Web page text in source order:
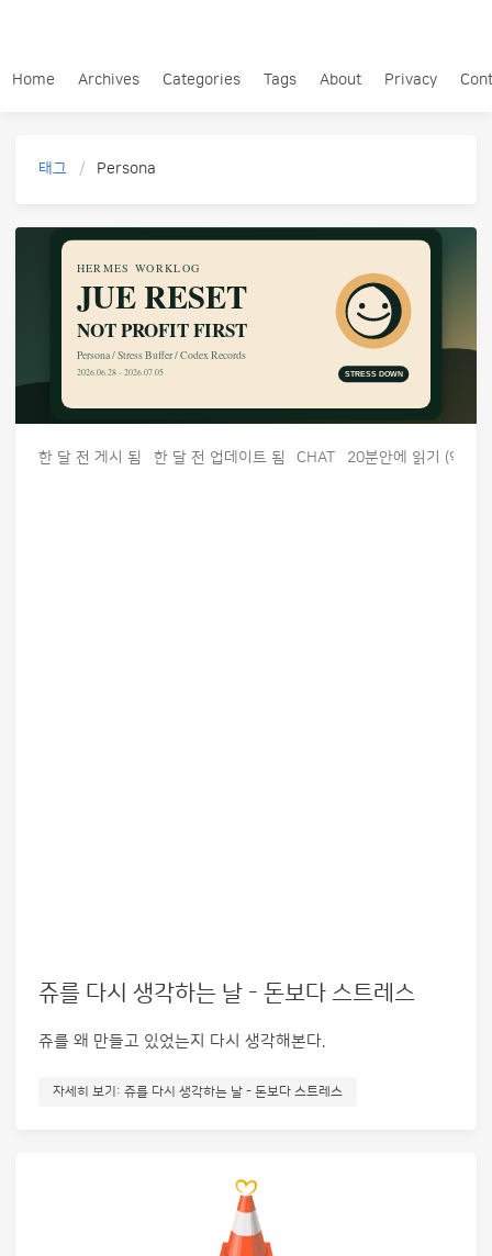
Home Archives Categories Tags About Privacy
태그 Persona
한 달 전 게시 됨 한 달 전 업데이트 됨 CHAT 20분안에 읽기 (약
쥬를 다시 생각하는 날 - 돈보다 스트레스
쥬를 왜 만들고 있었는지 다시 생각해본다.
자세히 보기: 쥬를 다시 생각하는 날 - 돈보다 스트레스